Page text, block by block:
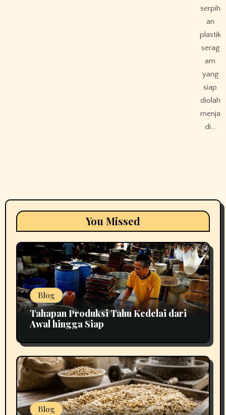
serpih
an
plastik
serag
am
yang
siap
diolah
menja
di…
You Missed
Blog
Tahapan Produksi Tahu Kedelai dari
Awal hingga Siap
Blog